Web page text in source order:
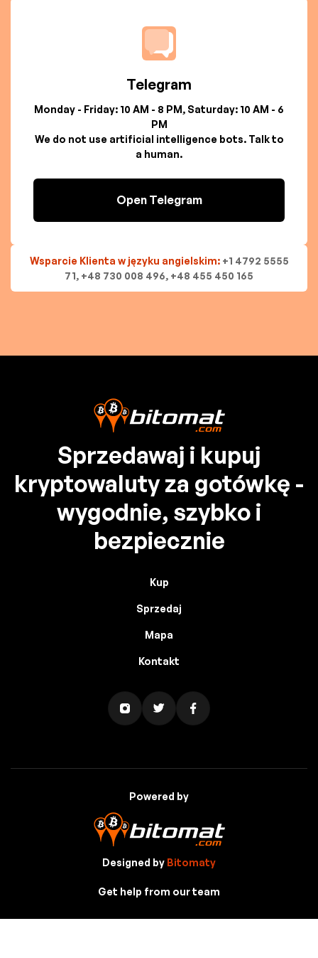
Telegram
Monday - Friday: 10 AM - 8 PM, Saturday: 10 AM - 6
PM
We do not use artificial intelligence bots. Talk to
a human.
Open Telegram
Wsparcie Klienta w języku angielskim: +1 4792 5555
71, +48 730 008 496, +48 455 450 165
Sprzedawaj i kupuj
kryptowaluty za gotówkę -
wygodnie, szybko i
bezpiecznie
Kup
Sprzedaj
Mapa
Kontakt
Powered by
Designed by Bitomaty
Get help from our team